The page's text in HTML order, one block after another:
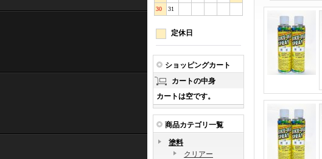
30
31
定休日
ショッピングカート
カートの中身
カートは空です。
商品カテゴリ一覧
塗料
クリアー